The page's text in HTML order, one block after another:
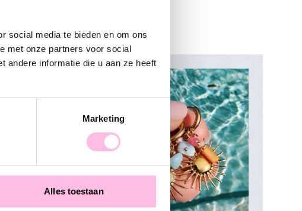
social media te bieden en om ons
met onze partners voor social
andere informatie die u aan ze heeft
Marketing
Alles toestaan